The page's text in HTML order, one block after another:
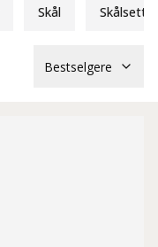
Skål Skålsett
Bestselgere